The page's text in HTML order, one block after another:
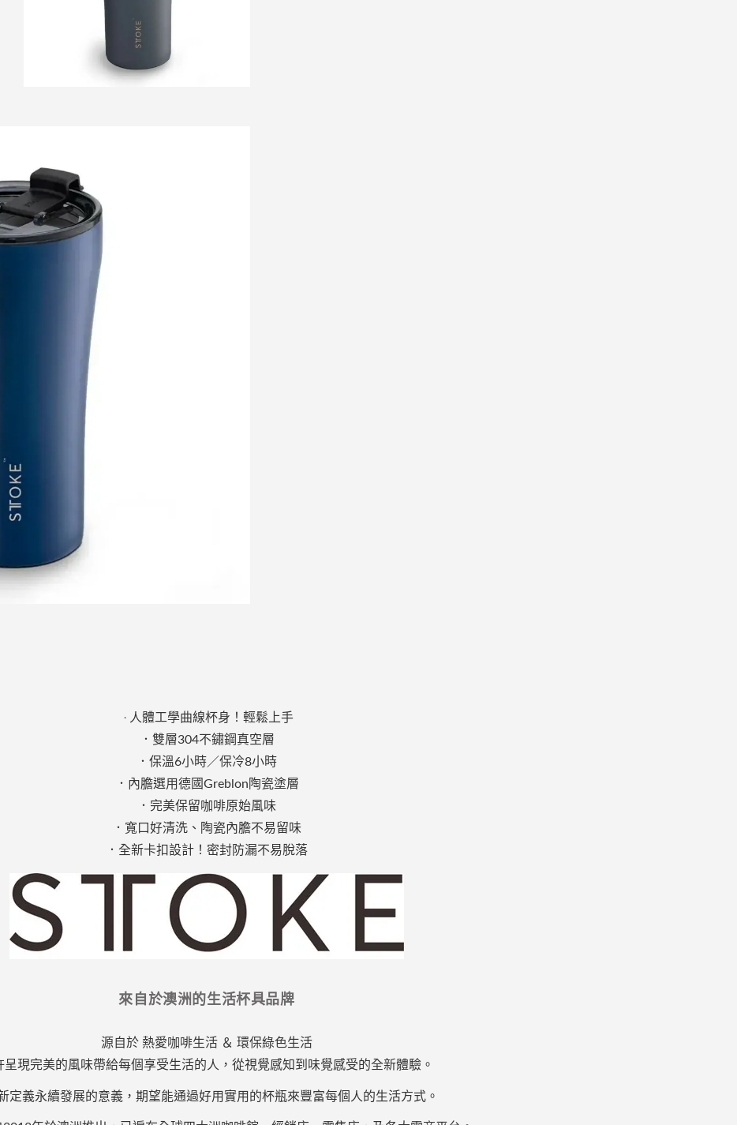
．
人體工學曲線杯身！輕鬆上手
．雙層304不鏽鋼真空層
．保溫6小時／保冷8小時
．內膽選用德國Greblon陶瓷塗層
．完美保留咖啡原始風味
．寬口好清洗、陶瓷內膽不易留味
．全新卡扣設計！密封防漏不易脫落
來自於澳洲的生活杯具品牌
源自於 熱愛咖啡生活 ＆ 環保綠色生活
呈現完美的風味帶給每個享受生活的人，從視覺感知到味覺感受的全新體驗。
定義永續發展的意義，期望能通過好用實用的杯瓶來豐富每個人的生活方式。